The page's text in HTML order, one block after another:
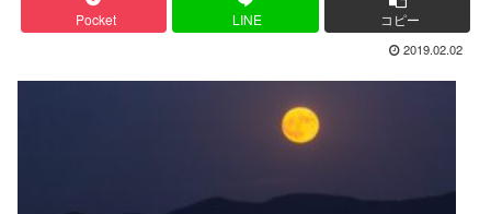
Pocket LINE コピー
2019.02.02